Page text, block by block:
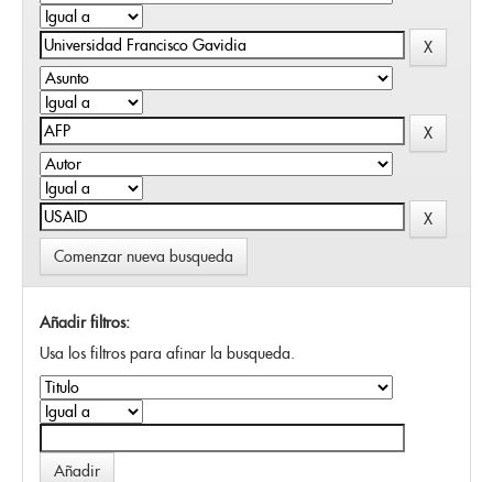
Comenzar nueva busqueda
Añadir filtros:
Usa los filtros para afinar la busqueda.